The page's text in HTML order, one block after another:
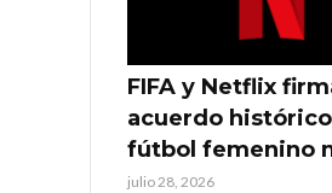
FIFA y Netflix
acuerdo histórico
fútbol femenino
julio 28, 2026